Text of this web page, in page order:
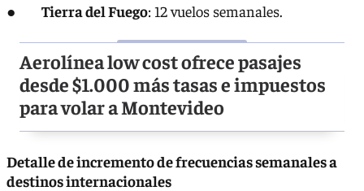
● Tierra del Fuego: 12 vuelos semanales.
Aerolínea low cost ofrece pasajes
desde $1.000 más tasas e impuestos
para volar a Montevideo
Detalle de incremento de frecuencias semanales a
destinos internacionales